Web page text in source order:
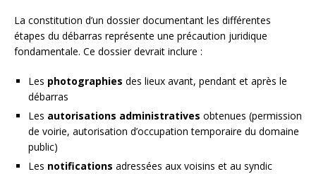
La constitution d’un dossier documentant les différentes
étapes du débarras représente une précaution juridique
fondamentale. Ce dossier devrait inclure :
Les photographies des lieux avant, pendant et après le
débarras
Les autorisations administratives obtenues (permission
de voirie, autorisation d’occupation temporaire du domaine
public)
Les notifications adressées aux voisins et au syndic